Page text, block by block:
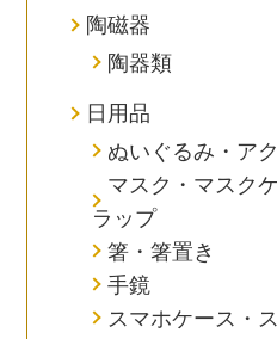
陶磁器
陶器類
日用品
ぬいぐるみ・ア
マスク・マスク
ラップ
箸・箸置き
手鏡
スマホケース・